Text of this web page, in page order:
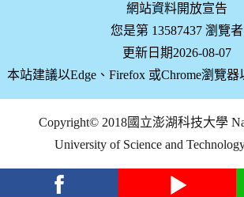
網站資料開放宣告
您是第 13587437 瀏覽者
更新日期2026-08-07
本站建議以Edge、Firefox 或Chrome瀏覽器
Copyright© 2018國立澎湖科技大學
University of Science and